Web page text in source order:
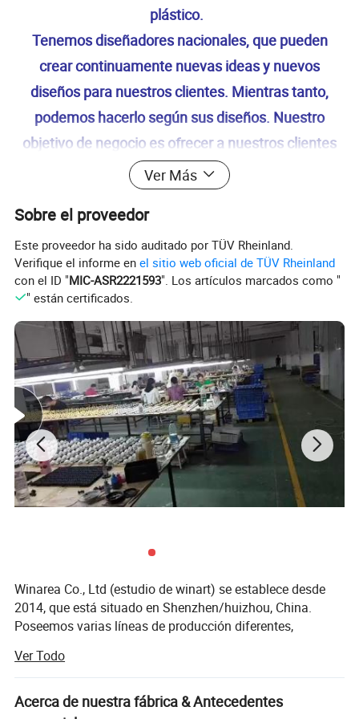
plástico.
Tenemos diseñadores nacionales, que pueden
crear continuamente nuevas ideas y nuevos
diseños para nuestros clientes. Mientras tanto,
podemos hacerlo según sus diseños. Nuestro
objetivo de negocio es ofrecer a nuestros clientes
con buena calidad, precio competitivo, servicio
personalizado y entrega rápida y nuestro sistema
de calidad cumple con ISO 9001. Si estás
interesado en nuestros productos, no dudan en
contactarnos para más detalles. ¡Estamos
deseando cooperar con usted!
¡su éxito es nuestro objetivo! Winarea -- ¡su socio
confiable!
Ver Más
Sobre el proveedor
Este proveedor ha sido auditado por TÜV Rheinland.
Verifique el informe enel sitio web oficial de TÜV Rheinland
con el ID "MIC-ASR2221593". Los artículos marcados como "
" están certificados.
Winarea Co., Ltd (estudio de winart) se establece desde
2014, que está situado en Shenzhen/huizhou, China.
Poseemos varias líneas de producción diferentes,
fabricación de artesanía de metal.
Sobre el moldeo de poliresina, aceptamos el diseño del
cliente y luego les ayudamos a cortar archivo, 3D
Ver Todo
Acerca de nuestra fábrica & Antecedentes